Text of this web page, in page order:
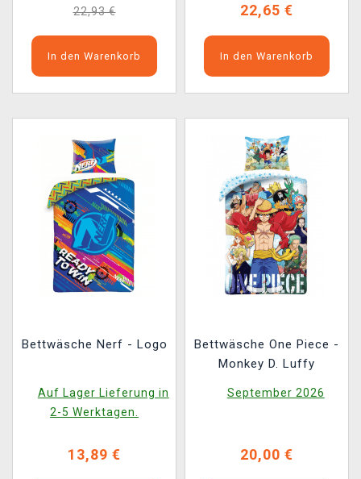
22,93 €
In den Warenkorb
22,65 €
In den Warenkorb
Bettwäsche Nerf - Logo
Auf Lager Lieferung in
2-5 Werktagen.
13,89 €
Bettwäsche One Piece -
Monkey D. Luffy
September 2026
20,00 €